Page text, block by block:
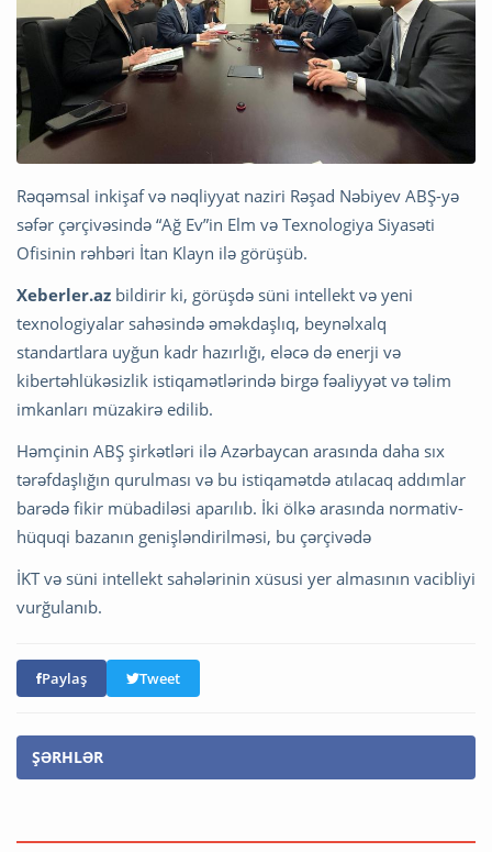
Rəqəmsal inkişaf və nəqliyyat naziri Rəşad Nəbiyev ABŞ-yə
səfər çərçivəsində “Ağ Ev”in Elm və Texnologiya Siyasəti
Ofisinin rəhbəri İtan Klayn ilə görüşüb.
Xeberler.az bildirir ki, görüşdə süni intellekt və yeni
texnologiyalar sahəsində əməkdaşlıq, beynəlxalq
standartlara uyğun kadr hazırlığı, eləcə də enerji və
kibertəhlükəsizlik istiqamətlərində birgə fəaliyyət və təlim
imkanları müzakirə edilib.
Həmçinin ABŞ şirkətləri ilə Azərbaycan arasında daha sıx
tərəfdaşlığın qurulması və bu istiqamətdə atılacaq addımlar
barədə fikir mübadiləsi aparılıb. İki ölkə arasında normativ-
hüquqi bazanın genişləndirilməsi, bu çərçivədə
İKT və süni intellekt sahələrinin xüsusi yer almasının vacibliyi
vurğulanıb.
Paylaş Tweet
ŞƏRHLƏR